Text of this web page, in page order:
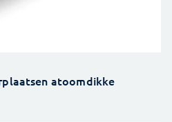
atoomdikke